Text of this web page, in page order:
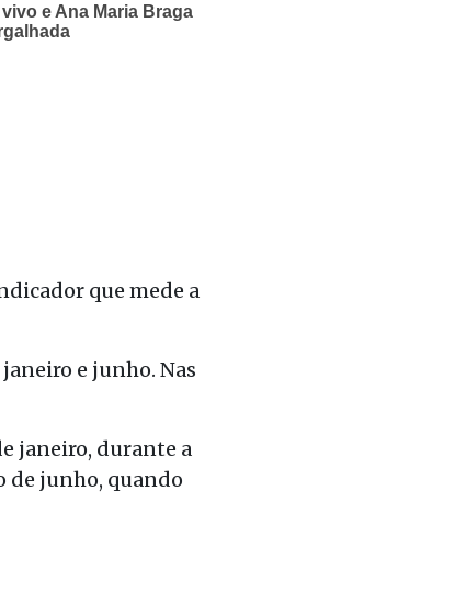
que mede a
e junho. Nas
janeiro, durante a
de junho, quando